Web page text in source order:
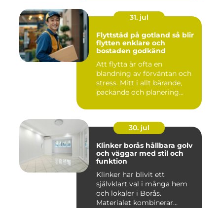
31. jul
Flyttstäd på gotland så blir
flytten enklare och
bostaden godkänd
Att flytta är ofta en
blandning av förväntan och
stress. Mitt i allt bärande,
packande och planering...
30. jul
Klinker borås hållbara golv
och väggar med stil och
funktion
Klinker har blivit ett
självklart val i många hem
och lokaler i Borås.
Materialet kombinerar